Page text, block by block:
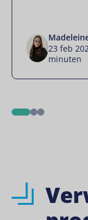
23 feb
minuten
12